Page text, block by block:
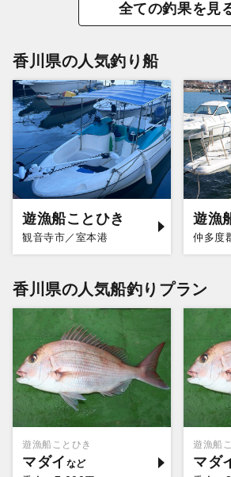
全ての釣果を見
香川県の人気釣り船
遊漁船ことひき
観音寺市／室本港
遊漁
香川県の人気船釣りプラン
遊漁船ことひき
マダイ
遊漁船
マダ